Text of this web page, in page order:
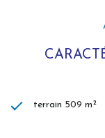
terrain 509 m²